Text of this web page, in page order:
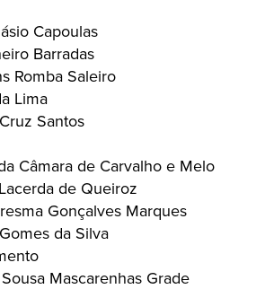
Capoulas
Barradas
Romba Saleiro
Lima
Santos
Câmara de Carvalho e Melo
de Queiroz
Gonçalves Marques
da Silva
Mascarenhas Grade